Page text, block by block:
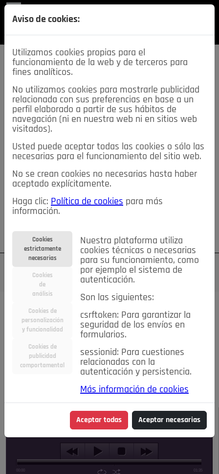
SECCIONES
descarga esta
REVISTA
≡NOTICIAS
NOTICIAS SERVICIOS DE INTERÉS
TABLÓN DE ANUNCIOS MIS ANUNCIOS CONTACTO
NOSOTROS
Su cuenta Regístrese ¿Olvidó su contraseña?
Todas las noticias..
#TePrestoMisOjos Caridad
Ciencia&Tecnología
Economía
Entretenimiento
Estilo de Vida
Internacional
Madrid Opinión IN
Pozuelo de Alarcón
Salud 🔴 En Directo
NOTICIAS
Escucha el audio de esta noticia:
00:00 01:35
Aviso de cookies:
Utilizamos cookies propias para el
funcionamiento de la web y de terceros para
fines analíticos.
No utilizamos cookies para mostrarle publicidad
relacionada con sus preferencias en base a un
perfil elaborado a partir de sus hábitos de
navegación (ni en nuestra web ni en sitios web
visitados).
Usted puede aceptar todas las cookies o sólo las
necesarias para el funcionamiento del sitio web.
No se crean cookies no necesarias hasta haber
aceptado explícitamente.
Haga clic: Política de cookies para más
información.
Cookies
estrictamente
necesarias
Cookies
de
análisis
Cookies de
personalización
y funcionalidad
Cookies de
publicidad
comportamental
Nuestra plataforma utiliza
cookies técnicas o necesarias
para su funcionamiento, como
por ejemplo el sistema de
autenticación.
Son las siguientes:
csrftoken: Para garantizar la
seguridad de los envíos en
formularios.
sessionid: Para cuestiones
relacionadas con la
autenticación y persistencia.
Más información de cookies
Aceptar todas Aceptar necesarias